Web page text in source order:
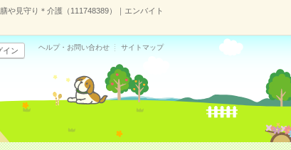
や見守り＊介護（111748389）｜エンバイト
イン ヘルプ・お問い合わせ サイトマップ